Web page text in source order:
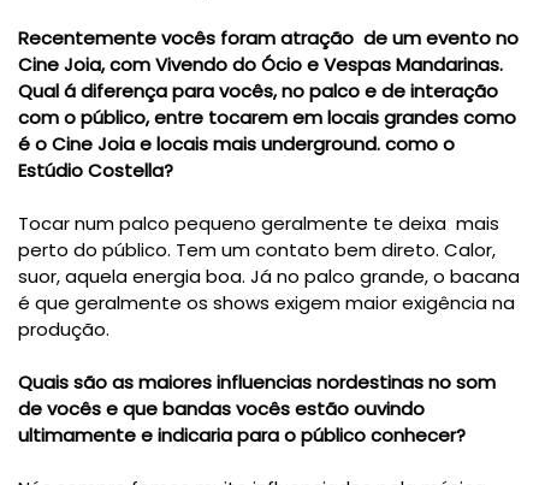
Recentemente vocês foram atração de um evento no
Cine Joia, com Vivendo do Ócio e Vespas Mandarinas.
Qual á diferença para vocês, no palco e de interação
com o público, entre tocarem em locais grandes como
é o Cine Joia e locais mais underground. como o
Estúdio Costella?
Tocar num palco pequeno geralmente te deixa mais
perto do público. Tem um contato bem direto. Calor,
suor, aquela energia boa. Já no palco grande, o bacana
é que geralmente os shows exigem maior exigência na
produção.
Quais são as maiores influencias nordestinas no som
de vocês e que bandas vocês estão ouvindo
ultimamente e indicaria para o público conhecer?